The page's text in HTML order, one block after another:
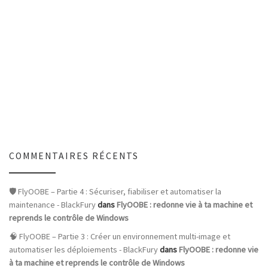
COMMENTAIRES RÉCENTS
🛡️ FlyOOBE – Partie 4 : Sécuriser, fiabiliser et automatiser la
maintenance - BlackFurydansFlyOOBE : redonne vie à ta machine et
reprends le contrôle de Windows
🧠 FlyOOBE – Partie 3 : Créer un environnement multi-image et
automatiser les déploiements - BlackFurydansFlyOOBE : redonne vie
à ta machine et reprends le contrôle de Windows